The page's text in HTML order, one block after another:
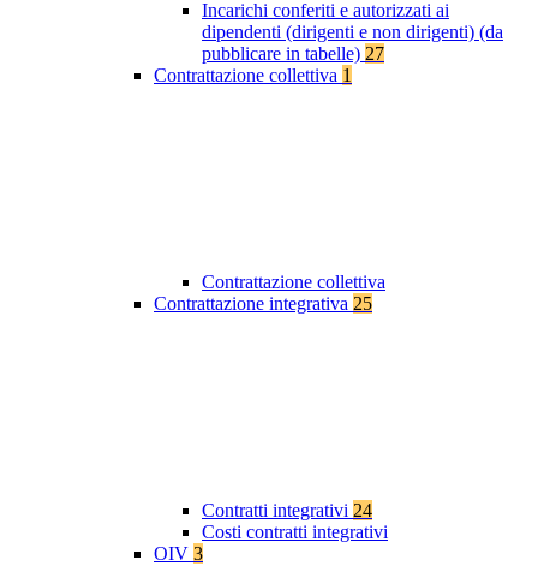
Incarichi conferiti e autorizzati ai
dipendenti (dirigenti e non dirigenti) (da
pubblicare in tabelle) 27
Contrattazione collettiva 1
Contrattazione collettiva
Contrattazione integrativa 25
Contratti integrativi 24
Costi contratti integrativi
OIV 3